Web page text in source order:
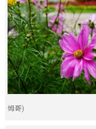
姆哥)